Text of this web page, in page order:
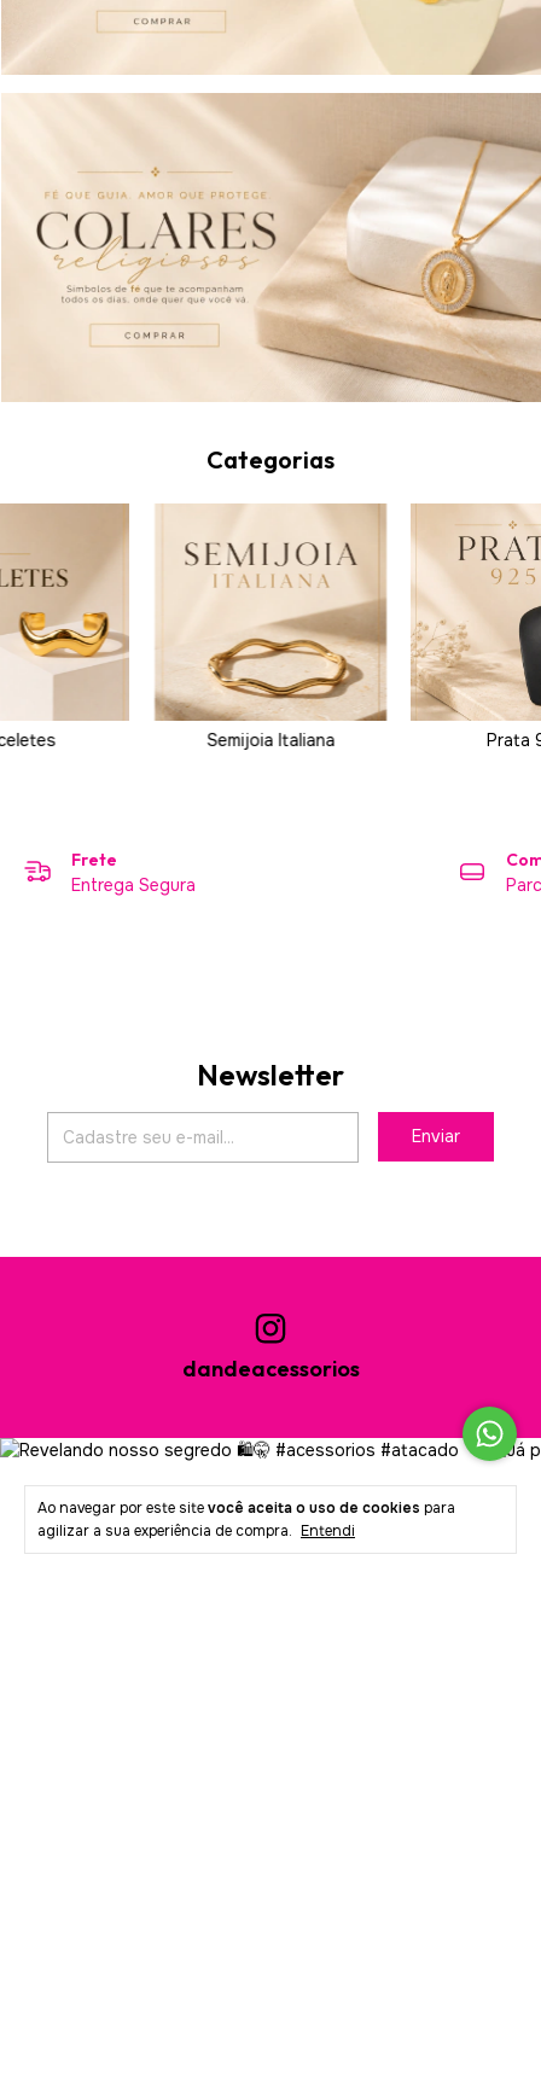
Ao navegar por este sitevocê aceita o uso de cookies para
agilizar a sua experiência de compra. Entendi
Categorias
Semijoia Italiana Prata
Frete
Entrega Segura
Newsletter
dandeacessorios